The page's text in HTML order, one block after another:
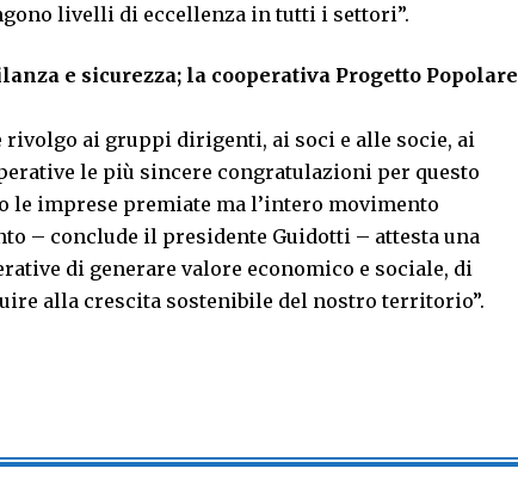
livelli di eccellenza in tutti i settori”.
e sicurezza; la cooperativa Progetto Popolare
rivolgo ai gruppi dirigenti, ai soci e alle socie, ai
le più sincere congratulazioni per questo
le imprese premiate ma l’intero movimento
– conclude il presidente Guidotti – attesta una
di generare valore economico e sociale, di
alla crescita sostenibile del nostro territorio”.